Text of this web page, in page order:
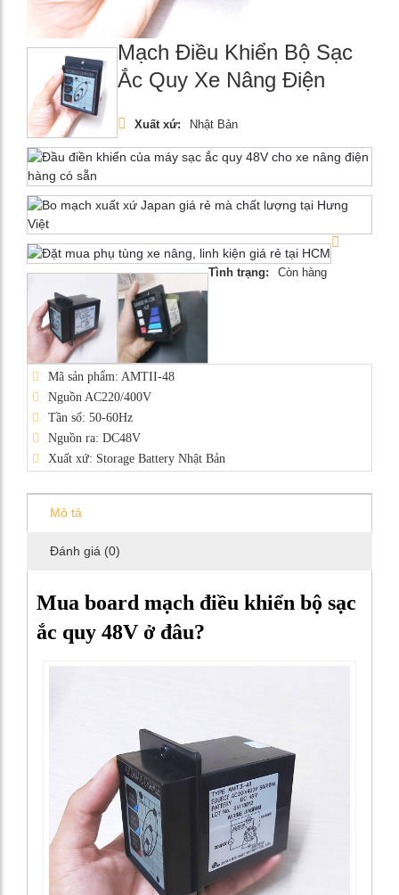
Mạch Điều Khiển Bộ Sạc
Ắc Quy Xe Nâng Điện
Xuất xứ: Nhật Bản
Tình trạng: Còn hàng
Mã sản phẩm: AMTII-48
Nguồn AC220/400V
Tần số: 50-60Hz
Nguồn ra: DC48V
Xuất xứ: Storage Battery Nhật Bản
Mô tả
Đánh giá (0)
Mua board mạch điều khiển bộ sạc
ắc quy 48V ở đâu?